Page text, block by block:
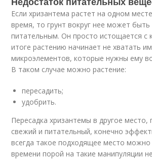
Если хризантема растет на одном
время, то грунт вокруг нее может
питательным. Он просто истощается с
итоге растению начинает не хватать
микроэлементов, которые нужны ему
В таком случае можно растение:
пересадить;
удобрить.
Пересадка хризантемы в другое место,
свежий и питательный, конечно
всегда такое подходящее место можно
времени порой на такие манипуляции